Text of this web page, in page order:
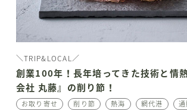
＼TRIP&LOCAL／
創業100年！長年培ってきた技術と情
会社 丸藤』の削り節！
お取り寄せ 削り節 熱海 網代港